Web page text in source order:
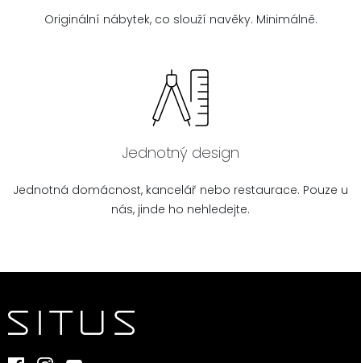
Originální nábytek, co slouží navěky. Minimálně.
Jednotný design
Jednotná domácnost, kancelář nebo restaurace. Pouze u
nás, jinde ho nehledejte.